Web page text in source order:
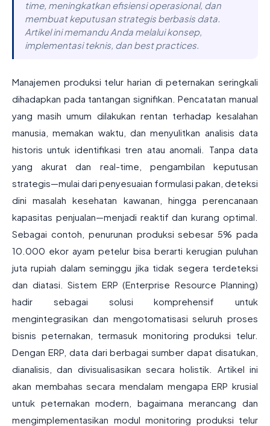
time, meningkatkan efisiensi operasional, dan
membuat keputusan strategis berbasis data.
Artikel ini memandu Anda melalui konsep,
implementasi teknis, dan best practices.
Manajemen produksi telur harian di peternakan seringkali
dihadapkan pada tantangan signifikan. Pencatatan manual
yang masih umum dilakukan rentan terhadap kesalahan
manusia, memakan waktu, dan menyulitkan analisis data
historis untuk identifikasi tren atau anomali. Tanpa data
yang akurat dan real-time, pengambilan keputusan
strategis—mulai dari penyesuaian formulasi pakan, deteksi
dini masalah kesehatan kawanan, hingga perencanaan
kapasitas penjualan—menjadi reaktif dan kurang optimal.
Sebagai contoh, penurunan produksi sebesar 5% pada
10.000 ekor ayam petelur bisa berarti kerugian puluhan
juta rupiah dalam seminggu jika tidak segera terdeteksi
dan diatasi. Sistem ERP (Enterprise Resource Planning)
hadir sebagai solusi komprehensif untuk
mengintegrasikan dan mengotomatisasi seluruh proses
bisnis peternakan, termasuk monitoring produksi telur.
Dengan ERP, data dari berbagai sumber dapat disatukan,
dianalisis, dan divisualisasikan secara holistik. Artikel ini
akan membahas secara mendalam mengapa ERP krusial
untuk peternakan modern, bagaimana merancang dan
mengimplementasikan modul monitoring produksi telur